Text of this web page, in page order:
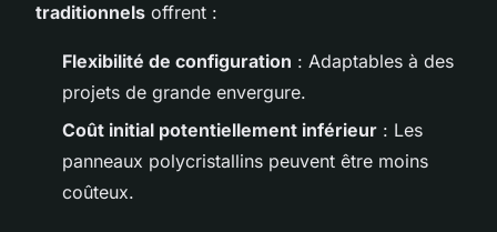
traditionnels offrent :
Flexibilité de configuration : Adaptables à des
projets de grande envergure.
Coût initial potentiellement inférieur : Les
panneaux polycristallins peuvent être moins
coûteux.